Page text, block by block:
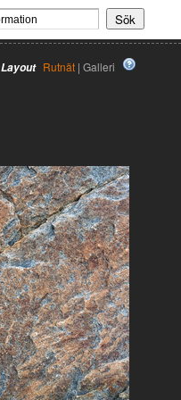
Layout Rutnät | Galleri